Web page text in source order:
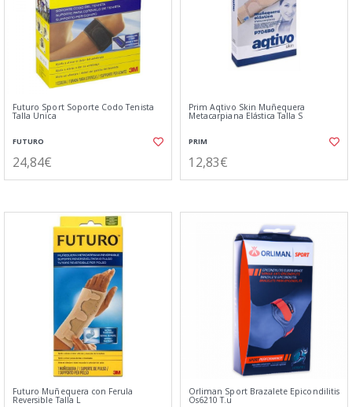
Futuro Sport Soporte Codo Tenista
Talla Unica
FUTURO
24,84€
Prim Aqtivo Skin Muñequera
Metacarpiana Elástica Talla S
PRIM
12,83€
Futuro Muñequera con Ferula
Reversible Talla L
Orliman Sport Brazalete Epicondilitis
Os6210 T.u